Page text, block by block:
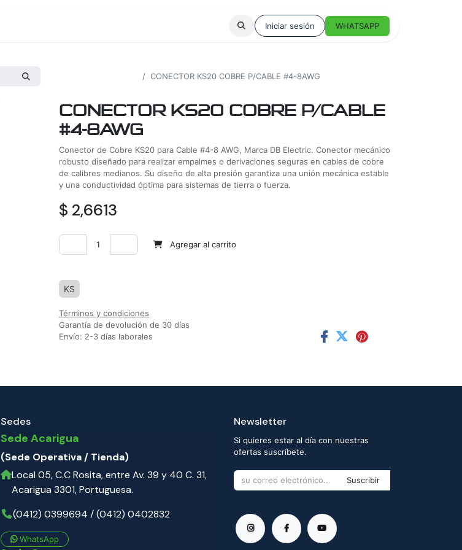
Iniciar sesión WHATSAPP
CONECTOR KS20 COBRE P/CABLE #4-8AWG
CONECTOR KS20 COBRE P/CABLE
#4-8AWG
Conector de Cobre KS20 para Cable #4-8 AWG, Marca DB Electric. Conector mecánico
robusto diseñado para realizar empalmes o derivaciones seguras en cables de cobre
de calibres medianos. Su diseño de alta presión garantiza una unión mecánica estable
y una conductividad óptima para sistemas de tierra o fuerza.
$ 2,6613
Agregar al carrito
KS
Términos y condiciones
Garantía de devolución de 30 días
Envío: 2-3 días laborales
Sedes
Sede Acarigua
(Sede Operativa / Tienda)
Local 05, C.C Rosita, entre Av. 39 y 40 C. 31,
Acarigua 3301, Portuguesa.
(0412) 0399694 / (0412) 0402832
WhatsApp
Newsletter
Si quieres estar al día con nuestras
ofertas suscríbete.
Suscribir